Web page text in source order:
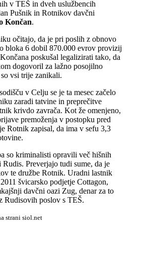
v TEŠ in dveh uslužbencih
Pušnik in Rotnikov davčni
Končan.
očitajo, da je pri poslih z obnovo
bloka 6 dobil 870.000 evrov provizij
poskušal legalizirati tako, da
dogovoril za lažno posojilno
vsi trije zanikali.
v Celju se je ta mesec začelo
zaradi tatvine in preprečitve
krivdo zavrača. Kot že omenjeno,
premoženja v postopku pred
Rotnik zapisal, da ima v sefu 3,3
so kriminalisti opravili več hišnih
Preverjajo tudi sume, da je
te družbe Rotnik. Uradni lastnik
švicarsko podjetje Cottagon,
davčni oazi Zug, denar za to
Rudisovih poslov s TEŠ.
strani siol.net